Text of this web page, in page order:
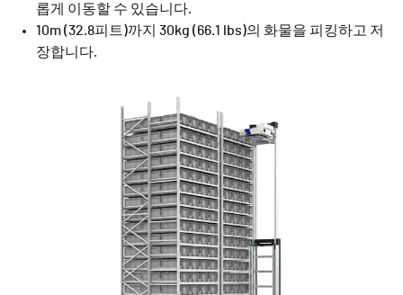
롭게 이동할 수 있습니다.
10m (32.8피트)까지 30kg (66.1 lbs)의 화물을 피킹하고 저
장합니다.